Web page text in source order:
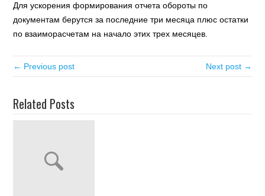
Для ускорения формирования отчета обороты по
документам берутся за последние три месяца плюс остатки
по взаиморасчетам на начало этих трех месяцев.
← Previous post Next post →
Related Posts